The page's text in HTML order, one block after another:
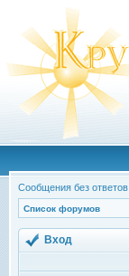
Сообщения без ответов
Список форумов
Вход